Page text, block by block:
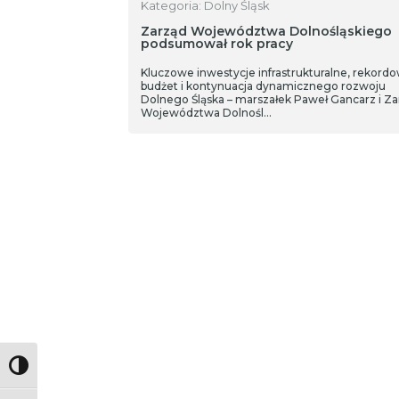
Toggle High Contrast
Kategoria: Dolny Śląsk
Zarząd Województwa Dolnośląskiego
podsumował rok pracy
Kluczowe inwestycje infrastrukturalne,
budżet i kontynuacja dynamicznego rozwoju
Dolnego Śląska – marszałek Paweł Gancarz i
Województwa Dolnośl…